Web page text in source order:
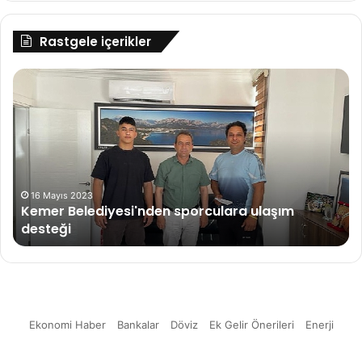
Rastgele içerikler
sporculara ulaşım
Kordsa’dan
Kuzey
Amerika’ya
20
Milyon
USD’lık
Kord
Bezi
Yatırımı
3 Eylül 2022
Kordsa’dan
Kord Bezi
Ekonomi Haber Bankalar Döviz Ek Gelir Önerileri
Enerji